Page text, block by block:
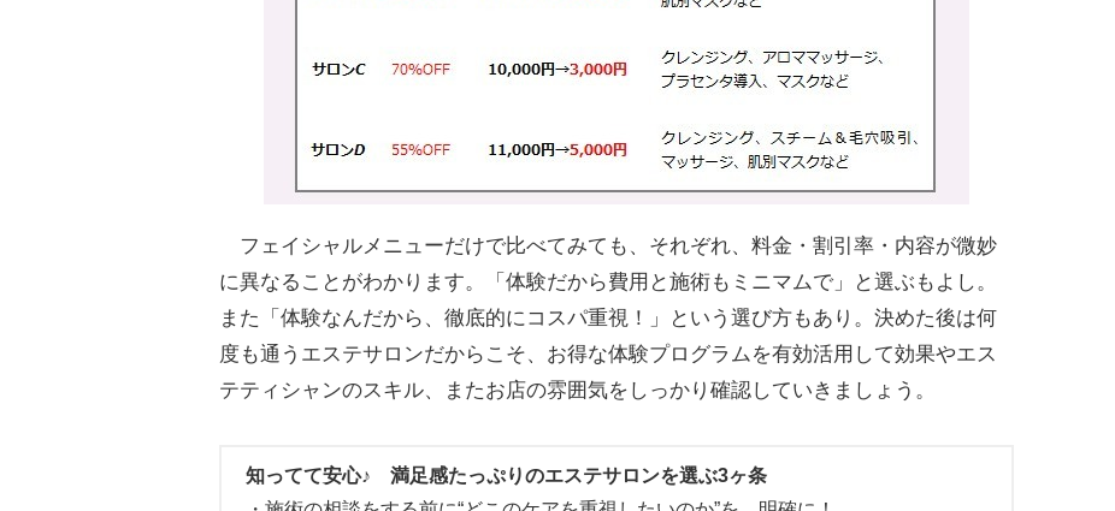
フェイシャルメニューだけで比べてみても、それぞれ、料金・割引率・内容が微妙
に異なることがわかります。「体験だから費用と施術もミニマムで」と選ぶもよし。
また「体験なんだから、徹底的にコスパ重視！」という選び方もあり。決めた後は何
度も通うエステサロンだからこそ、お得な体験プログラムを有効活用して効果やエス
テティシャンのスキル、またお店の雰囲気をしっかり確認していきましょう。
知ってて安心♪ 満足感たっぷりのエステサロンを選ぶ3ヶ条